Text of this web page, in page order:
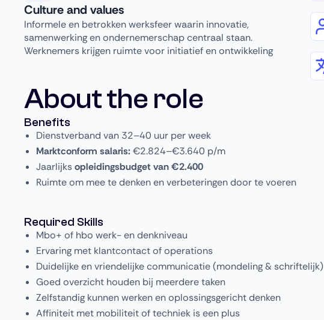
Culture and values
Informele en betrokken werksfeer waarin innovatie,
samenwerking en ondernemerschap centraal staan.
Werknemers krijgen ruimte voor initiatief en ontwikkeling
About the role
Benefits
Dienstverband van 32–40 uur per week
Marktconform salaris:€2.824–€3.640 p/m
Jaarlijksopleidingsbudget van €2.400
Ruimte om mee te denken en verbeteringen door te voeren
Required Skills
Mbo+ of hbo werk- en denkniveau
Ervaring met klantcontact of operations
Duidelijke en vriendelijke communicatie (mondeling & schriftelijk)
Goed overzicht houden bij meerdere taken
Zelfstandig kunnen werken en oplossingsgericht denken
Affiniteit met mobiliteit of techniek is een plus